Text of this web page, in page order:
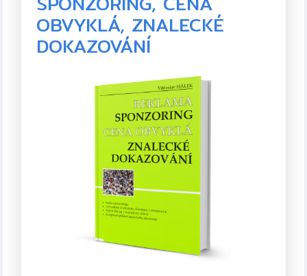
Formát:PDF, 294 stran
Rok vydání: 2021 (první vydání)
OBVYKLÁ, ZNALECKÉ
DOKAZOVÁNÍ